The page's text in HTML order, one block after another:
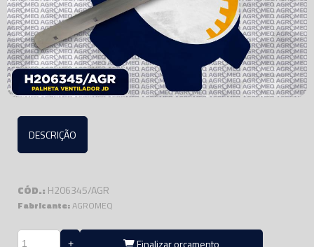
DESCRIÇÃO
CÓD.: H206345/AGR
Fabricante:AGROMEQ
Finalizar orçamento